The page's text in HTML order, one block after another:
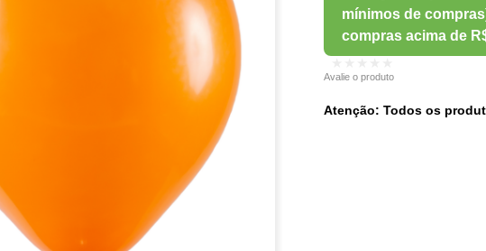
Avalie o produto
Atenção: Todos os